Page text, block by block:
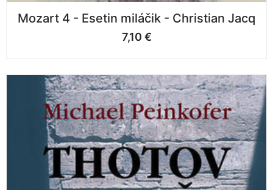
Mozart 4 - Esetin miláčik - Christian Jacq
7,10 €